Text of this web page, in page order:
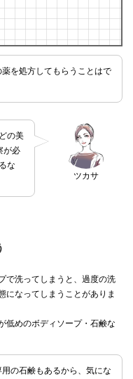
を処方してもらうことはで
ツカサ
の美
が必
な
で洗ってしまうと、過度の洗
になってしまうことがありま
低めのボディソープ・石鹸な
の石鹸もあるから、気にな